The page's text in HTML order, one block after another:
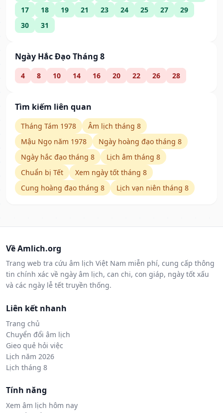
17
18 19 21 23 24 25 27
29
30
31
Ngày Hắc Đạo Tháng 8
4 8 10 14 16 20 22 26 28
Tìm kiếm liên quan
Tháng Tám 1978
Âm lịch tháng 8
Mậu Ngọ năm 1978
Ngày hoàng đạo tháng 8
Ngày hắc đạo tháng 8
Lịch âm tháng 8
Chuẩn bị Tết
Xem ngày tốt tháng 8
Cung hoàng đạo tháng 8
Lịch vạn niên tháng 8
Về Amlich.org
Trang web tra cứu âm lịch Việt Nam miễn phí, cung cấp thông
tin chính xác về ngày âm lịch, can chi, con giáp, ngày tốt xấu
và các ngày lễ tết truyền thống.
Liên kết nhanh
Trang chủ
Chuyển đổi âm lịch
Gieo quẻ hỏi việc
Lịch năm 2026
Lịch tháng 8
Tính năng
Xem âm lịch hôm nay